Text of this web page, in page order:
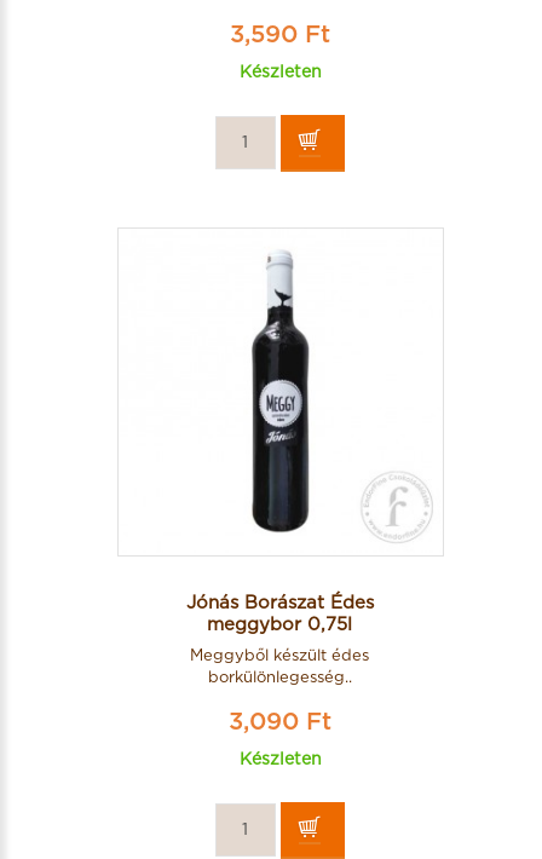
3,590 Ft
Készleten
Jónás Borászat Édes
meggybor 0,75l
Meggyből készült édes
borkülönlegesség..
3,090 Ft
Készleten